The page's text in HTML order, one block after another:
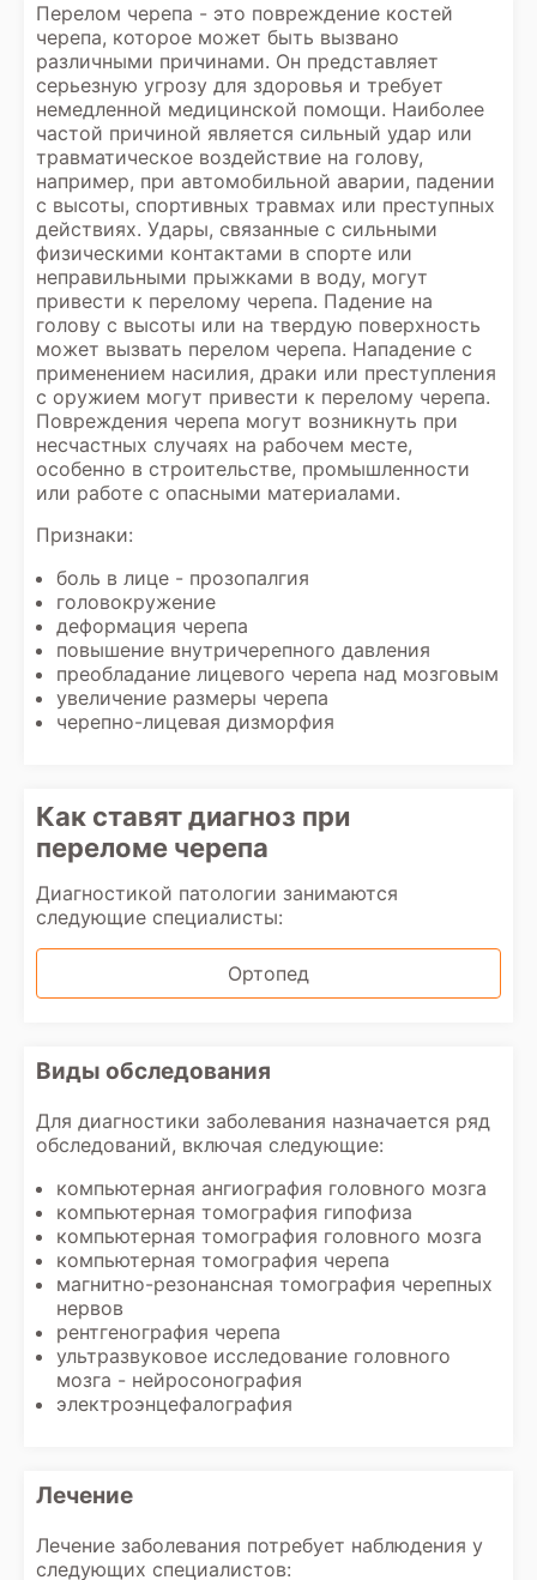
Перелом черепа - это повреждение костей
черепа, которое может быть вызвано
различными причинами. Он представляет
серьезную угрозу для здоровья и требует
немедленной медицинской помощи. Наиболее
частой причиной является сильный удар или
травматическое воздействие на голову,
например, при автомобильной аварии, падении
с высоты, спортивных травмах или преступных
действиях. Удары, связанные с сильными
физическими контактами в спорте или
неправильными прыжками в воду, могут
привести к перелому черепа. Падение на
голову с высоты или на твердую поверхность
может вызвать перелом черепа. Нападение с
применением насилия, драки или преступления
с оружием могут привести к перелому черепа.
Повреждения черепа могут возникнуть при
несчастных случаях на рабочем месте,
особенно в строительстве, промышленности
или работе с опасными материалами.
Признаки:
боль в лице - прозопалгия
головокружение
деформация черепа
повышение внутричерепного давления
преобладание лицевого черепа над мозговым
увеличение размеры черепа
черепно-лицевая дизморфия
Как ставят диагноз при
переломе черепа
Диагностикой патологии занимаются
следующие специалисты:
Ортопед
Виды обследования
Для диагностики заболевания назначается ряд
обследований, включая следующие:
компьютерная ангиография головного мозга
компьютерная томография гипофиза
компьютерная томография головного мозга
компьютерная томография черепа
магнитно-резонансная томография черепных
нервов
рентгенография черепа
ультразвуковое исследование головного
мозга - нейросонография
электроэнцефалография
Лечение
Лечение заболевания потребует наблюдения у
следующих специалистов: